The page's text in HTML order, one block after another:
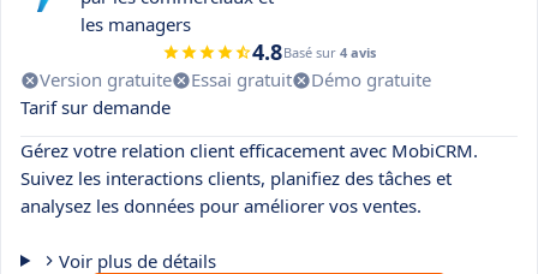
les managers
4.8Basé sur 4 avis
Version gratuite Essai gratuit
Démo gratuite
Tarif sur demande
Gérez votre relation client efficacement avec MobiCRM.
Suivez les interactions clients, planifiez des tâches et
analysez les données pour améliorer vos ventes.
Voir plus de détails